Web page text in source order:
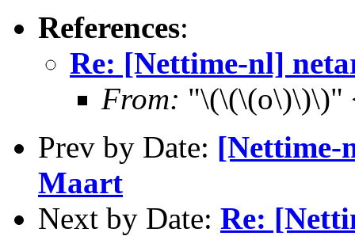
References:
Re: [Nettime-nl]
From: "\(\(\(o\)\)\)"
Prev by Date: [Nettime-
Maart
Next by Date: Re: